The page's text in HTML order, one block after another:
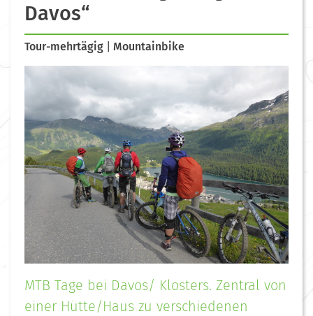
Davos“
Tour-mehrtägig Mountainbike
MTB Tage bei Davos/ Klosters. Zentral von
einer Hütte/Haus zu verschiedenen